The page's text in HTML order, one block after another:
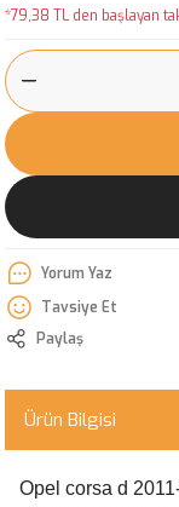
*79,38 TL den başlayan
Yorum Yaz
Tavsiye Et
Paylaş
Ürün Bilgisi
Opel corsa d